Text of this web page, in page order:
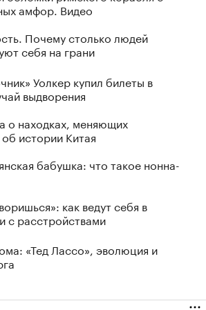
амфор. Видео
Почему столько людей
себя на грани
Уолкер купил билеты в
выдворения
о находках, меняющих
истории Китая
бабушка: что такое нонна-
как ведут себя в
с расстройствами
«Тед Лассо», эволюция и